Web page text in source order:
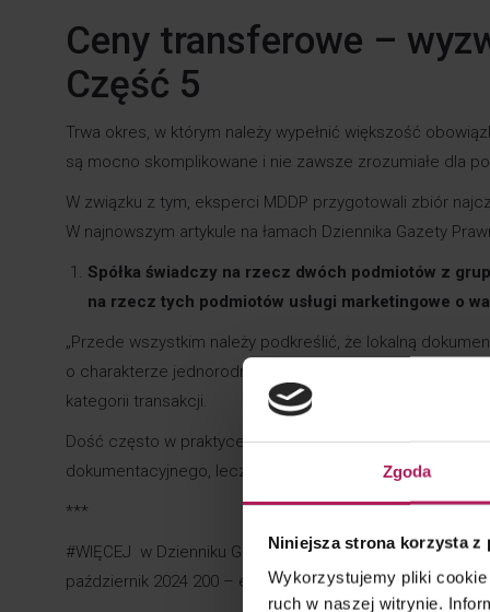
Zgoda
Niniejsza strona korzysta z
Wykorzystujemy pliki
ruch w naszej witrynie.
Ceny transferowe –
Część 5
Trwa okres, w którym należy wypełnić większość
są mocno skomplikowane i nie zawsze zrozumiałe dla
W związku z tym, eksperci MDDP przygotowali zbiór
W najnowszym artykule na łamach Dziennika Gazety
Spółka świadczy na rzecz dwóch podmiotów z
na rzecz tych podmiotów usługi marketingowe o
„Przede wszystkim należy podkreślić, że lokalną
o charakterze jednorodnym. Z kolei progi
kategorii transakcji.
Dość często w praktyce zdarza się, że pewne
dokumentacyjnego, lecz jeśli zostaną zsumowane, to go
***
#WIĘCEJ w Dzienniku Gazecie Prawnej >>Ceny
październik 2024 200 – e-wydanie.